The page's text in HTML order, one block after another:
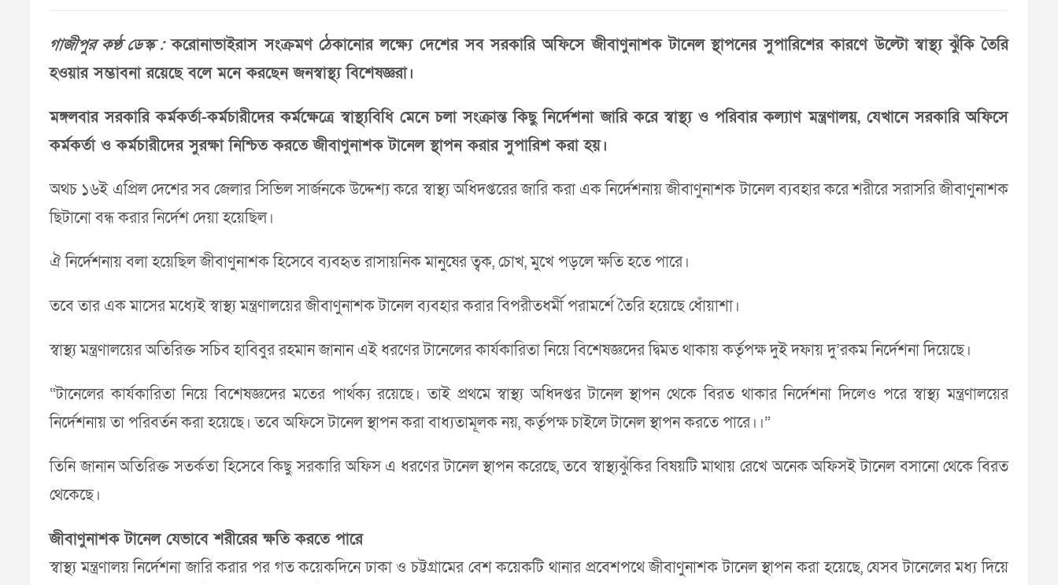
গাজীপুর কণ্ঠ ডেস্ক :করোনাভাইরাস সংক্রমণ ঠেকানোর লক্ষ্যে দেশের সব সরকারি অফিসে জীবাণুনাশক টানেল স্থাপনের সুপারিশের কারণে উল্টো স্বাস্থ্য ঝুঁকি তৈরি
হওয়ার সম্ভাবনা রয়েছে বলে মনে করছেন জনস্বাস্থ্য বিশেষজ্ঞরা।
মঙ্গলবার সরকারি কর্মকর্তা-কর্মচারীদের কর্মক্ষেত্রে স্বাস্থ্যবিধি মেনে চলা সংক্রান্ত কিছু নির্দেশনা জারি করে স্বাস্থ্য ও পরিবার কল্যাণ মন্ত্রণালয়, যেখানে সরকারি অফিসে
কর্মকর্তা ও কর্মচারীদের সুরক্ষা নিশ্চিত করতে জীবাণুনাশক টানেল স্থাপন করার সুপারিশ করা হয়।
অথচ ১৬ই এপ্রিল দেশের সব জেলার সিভিল সার্জনকে উদ্দেশ্য করে স্বাস্থ্য অধিদপ্তরের জারি করা এক নির্দেশনায় জীবাণুনাশক টানেল ব্যবহার করে শরীরে সরাসরি জীবাণুনাশক
ছিটানো বন্ধ করার নির্দেশ দেয়া হয়েছিল।
ঐ নির্দেশনায় বলা হয়েছিল জীবাণুনাশক হিসেবে ব্যবহৃত রাসায়নিক মানুষের ত্বক, চোখ, মুখে পড়লে ক্ষতি হতে পারে।
তবে তার এক মাসের মধ্যেই স্বাস্থ্য মন্ত্রণালয়ের জীবাণুনাশক টানেল ব্যবহার করার বিপরীতধর্মী পরামর্শে তৈরি হয়েছে ধোঁয়াশা।
স্বাস্থ্য মন্ত্রণালয়ের অতিরিক্ত সচিব হাবিবুর রহমান জানান এই ধরণের টানেলের কার্যকারিতা নিয়ে বিশেষজ্ঞদের দ্বিমত থাকায় কর্তৃপক্ষ দুই দফায় দু’রকম নির্দেশনা দিয়েছে।
“টানেলের কার্যকারিতা নিয়ে বিশেষজ্ঞদের মতের পার্থক্য রয়েছে। তাই প্রথমে স্বাস্থ্য অধিদপ্তর টানেল স্থাপন থেকে বিরত থাকার নির্দেশনা দিলেও পরে স্বাস্থ্য মন্ত্রণালয়ের
নির্দেশনায় তা পরিবর্তন করা হয়েছে। তবে অফিসে টানেল স্থাপন করা বাধ্যতামূলক নয়, কর্তৃপক্ষ চাইলে টানেল স্থাপন করতে পারে।।”
তিনি জানান অতিরিক্ত সতর্কতা হিসেবে কিছু সরকারি অফিস এ ধরণের টানেল স্থাপন করেছে, তবে স্বাস্থ্যঝুঁকির বিষয়টি মাথায় রেখে অনেক অফিসই টানেল বসানো থেকে বিরত
থেকেছে।
জীবাণুনাশক টানেল যেভাবে শরীরের ক্ষতি করতে পারে
স্বাস্থ্য মন্ত্রণালয় নির্দেশনা জারি করার পর গত কয়েকদিনে ঢাকা ও চট্টগ্রামের বেশ কয়েকটি থানার প্রবেশপথে জীবাণুনাশক টানেল স্থাপন করা হয়েছে, যেসব টানেলের মধ্য দিয়ে